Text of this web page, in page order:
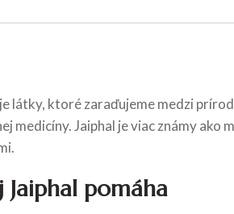
látky, ktoré zaraďujeme medzi
medicíny. Jaiphal je viac známy ako
Jaiphal pomáha